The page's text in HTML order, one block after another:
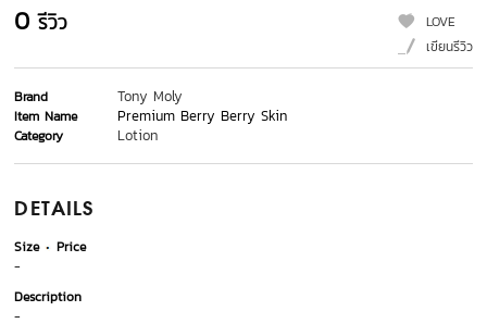
0 รีวิว
LOVE
เขียนรีวิว
Brand Tony Moly
Item Name Premium Berry Berry Skin
Category Lotion
DETAILS
Size
Price
-
Description
-